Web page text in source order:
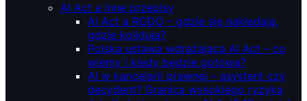
AI Act a inne przepisy
AI Act a RODO – gdzie się nakładają,
gdzie kolidują?
Polska ustawa wdrażająca AI Act – co
wiemy i kiedy będzie gotowa?
AI w kancelarii prawnej – asystent czy
decydent? Granica wysokiego ryzyka